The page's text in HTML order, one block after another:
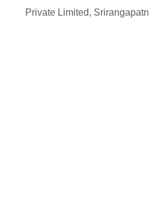
Private Limited,